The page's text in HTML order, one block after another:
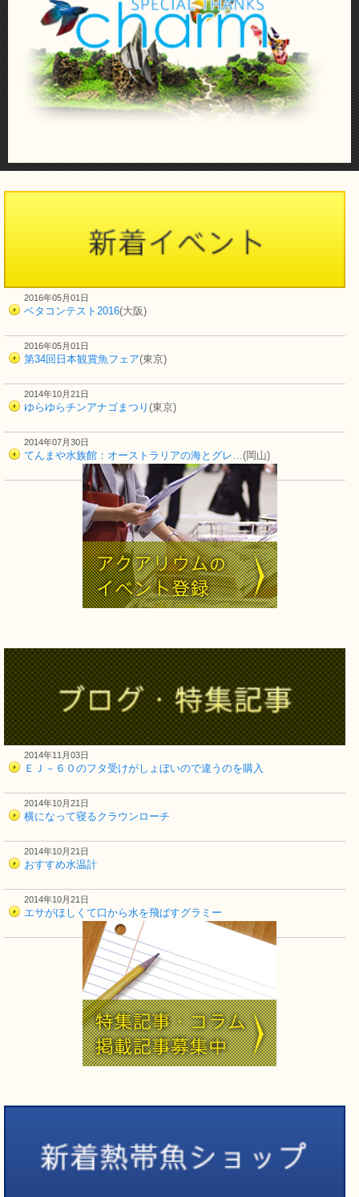
2016年05月01日
ベタコンテスト2016(大阪)
2016年05月01日
第34回日本観賞魚フェア(東京)
2014年10月21日
ゆらゆらチンアナゴまつり (東京)
2014年07月30日
てんまや水族館：オーストラリアの海とグレ…(岡山)
2014年11月03日
ＥＪ－６０のフタ受けがしょぼいので違うのを購入
2014年10月21日
横になって寝るクラウンローチ
2014年10月21日
おすすめ水温計
2014年10月21日
エサがほしくて口から水を飛ばすグラミー